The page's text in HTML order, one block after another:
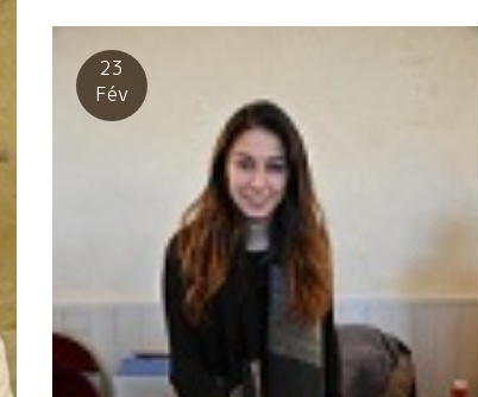
2019 が来週に三日間に渡って開催。 その周辺で小規模
のオフ試飲会が多数開催される。 明日の日曜日から開
始、Vin de Mes Amisヴァン・ドゥ・メザミ、Les
vignerons de l’Iréel イレール、Biotop wines, Les
Affranchis レ・ザフランシ、Roots 66,と極めている醸
造家がここモンペリエに大集合している。 また、新しい
出逢い、そして既存の自然派の２０１８年産の進化を探
りたい。 よし、気合を入れていこう！ 南仏はやっぱりこ
の天気！！ 地中海に着くとこんな感じ！ もう最高！！
パリ３度、ここ地中海は１５度。 束の間のゆったりとし
た時間が流れた。 動中の静。
23
Fév